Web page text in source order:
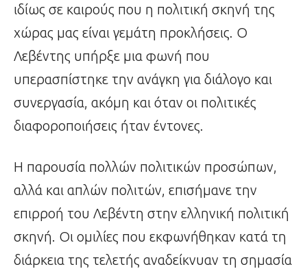
ιδίως σε καιρούς που η πολιτική σκηνή της
χώρας μας είναι γεμάτη προκλήσεις. Ο
Λεβέντης υπήρξε μια φωνή που
υπερασπίστηκε την ανάγκη για διάλογο και
συνεργασία, ακόμη και όταν οι πολιτικές
διαφοροποιήσεις ήταν έντονες.
Η παρουσία πολλών πολιτικών προσώπων,
αλλά και απλών πολιτών, επισήμανε την
επιρροή του Λεβέντη στην ελληνική πολιτική
σκηνή. Οι ομιλίες που εκφωνήθηκαν κατά τη
διάρκεια της τελετής αναδείκνυαν τη σημασία